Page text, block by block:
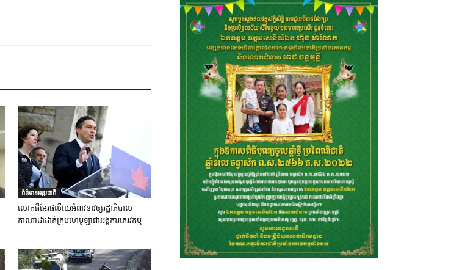
ព័ត៌មានអន្តរជាតិ
លោកផីអែរផលីយេអំពាវនាវឲ្យរដ្ឋាភិបាល
កាណាដាដាក់ក្រុមហេបូឡាជាអង្គការភេរវកម្ម